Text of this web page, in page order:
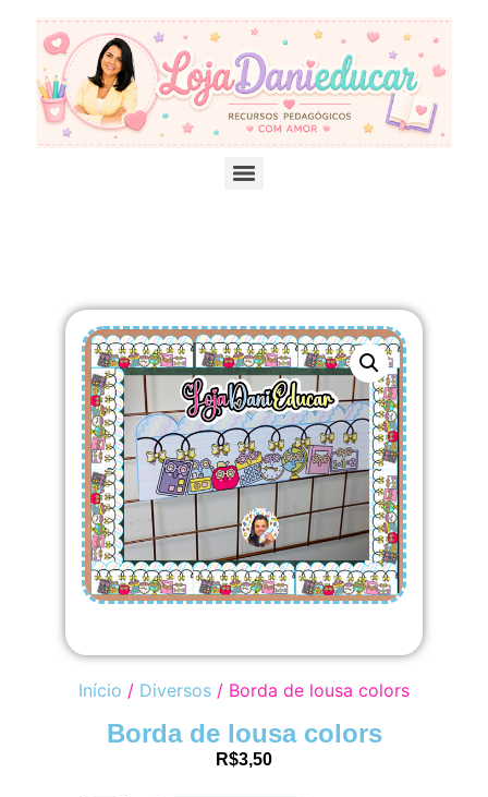
Início / Diversos / Borda de lousa colors
Borda de lousa colors
R$3,50